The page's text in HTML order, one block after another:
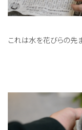
これは水を花びらの先